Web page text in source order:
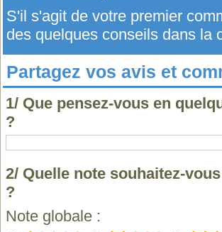
S'il s'agit de votre premier
des quelques conseils dans la
Partagez vos avis et
1/ Que pensez-vous en
?
2/ Quelle note souhaitez-
?
Note globale :